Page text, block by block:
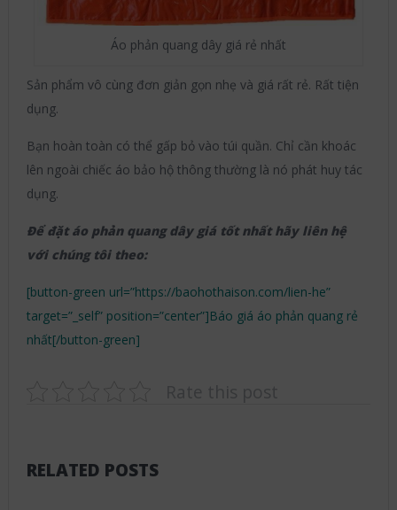
Áo phản quang dây giá rẻ nhất
Sản phẩm vô cùng đơn giản gọn nhẹ và giá rất rẻ. Rất tiện
dụng.
Bạn hoàn toàn có thể gấp bỏ vào túi quần. Chỉ cần khoác
lên ngoài chiếc áo bảo hộ thông thường là nó phát huy tác
dụng.
Để đặt áo phản quang dây giá tốt nhất hãy liên hệ
với chúng tôi theo:
[button-green url=”https://baohothaison.com/lien-he”
target=”_self” position=”center”]Báo giá áo phản quang rẻ
nhất[/button-green]
RELATED POSTS